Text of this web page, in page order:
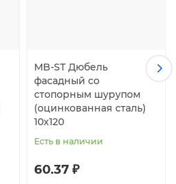
MB-ST Дюбель
фасадный со
стопорным шурупом
(оцинкованная сталь)
10х120
Есть в наличии
60.37 ₽